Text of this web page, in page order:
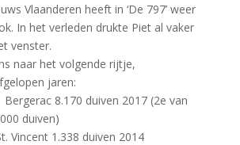
Vlaanderen heeft in ‘De 797’ weer
In het verleden drukte Piet al vaker
venster.
naar het volgende rijtje,
jaren:
8.170 duiven 2017 (2e van
duiven)
Vincent 1.338 duiven 2014